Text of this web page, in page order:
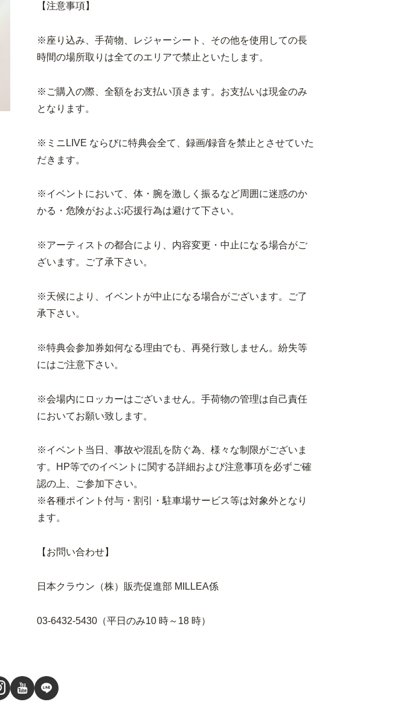
【注意事項】
※座り込み、手荷物、レジャーシート、その他を使用しての長
時間の場所取りは全てのエリアで禁止といたします。
※ご購入の際、全額をお支払い頂きます。お支払いは現金のみ
となります。
※ミニLIVE ならびに特典会全て、録画/録音を禁止とさせていた
だきます。
※イベントにおいて、体・腕を激しく振るなど周囲に迷惑のか
かる・危険がおよぶ応援行為は避けて下さい。
※アーティストの都合により、内容変更・中止になる場合がご
ざいます。ご了承下さい。
※天候により、イベントが中止になる場合がございます。ご了
承下さい。
※特典会参加券如何なる理由でも、再発行致しません。紛失等
にはご注意下さい。
※会場内にロッカーはございません。手荷物の管理は自己責任
においてお願い致します。
※イベント当日、事故や混乱を防ぐ為、様々な制限がございま
す。HP等でのイベントに関する詳細および注意事項を必ずご確
認の上、ご参加下さい。
※各種ポイント付与・割引・駐車場サービス等は対象外となり
ます。
【お問い合わせ】
日本クラウン（株）販売促進部 MILLEA係
03-6432-5430（平日のみ10 時～18 時）